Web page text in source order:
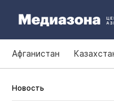
Афганистан
Новость